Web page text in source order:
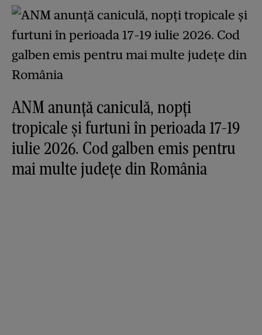
ANM anunță caniculă, nopți
tropicale și furtuni în perioada 17-19
iulie 2026. Cod galben emis pentru
mai multe județe din România